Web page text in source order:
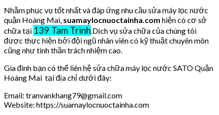
Nhằm phục vụ tốt nhất và đáp ứng nhu cầu sửa máy lọc nước
quận Hoàng Mai, suamaylocnuoctainha.com hiện có cơ sở
chữa tại 139 Tam Trinh.Dịch vụ sửa chữa của chúng tôi
được thực hiện bởi đội ngũ nhân viên có kỹ thuật chuyên môn
cũng như tinh thần trách nhiệm cao.
Gia đình bạn có thể liên hệ sửa chữa máy lọc nước SATO Quận
Hoàng Mai tại địa chỉ dưới đây:
Email: tranvankhang79@gmail.com
Website: https://suamaylocnuoctainha.com